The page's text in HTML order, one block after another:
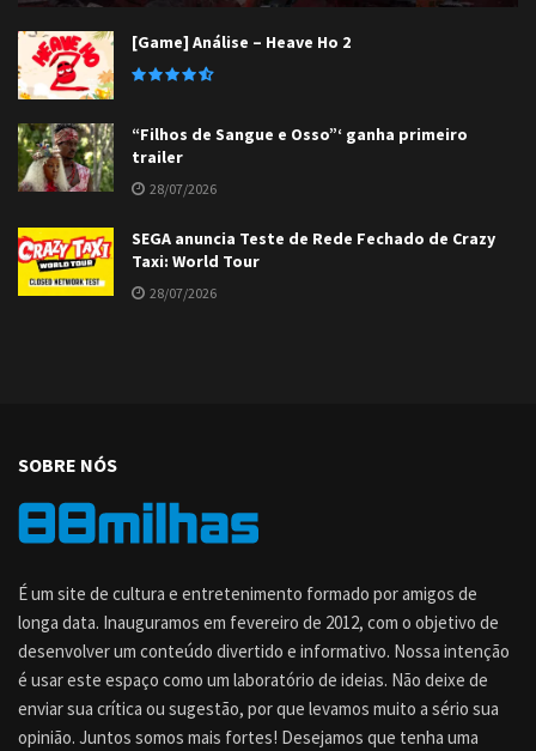
[Game] Análise – Heave Ho 2
“Filhos de Sangue e Osso”‘ ganha primeiro
trailer
28/07/2026
SEGA anuncia Teste de Rede Fechado de Crazy
Taxi: World Tour
28/07/2026
SOBRE NÓS
É um site de cultura e entretenimento formado por amigos de
longa data. Inauguramos em fevereiro de 2012, com o objetivo de
desenvolver um conteúdo divertido e informativo. Nossa intenção
é usar este espaço como um laboratório de ideias. Não deixe de
enviar sua crítica ou sugestão, por que levamos muito a sério sua
opinião. Juntos somos mais fortes! Desejamos que tenha uma